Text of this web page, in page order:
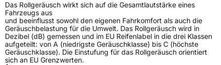
Das Rollgeräusch wirkt sich auf die Gesamtlautstärke eines
Fahrzeugs aus
und beeinflusst sowohl den eigenen Fahrkomfort als auch die
Geräuschbelastung für die Umwelt. Das Rollgeräusch wird in
Dezibel (dB) gemessen und im EU Reifenlabel in die drei Klassen
aufgeteilt: von A (niedrigste Geräuschklasse) bis C (höchste
Geräuschklasse). Die Einstufung für das Rollgeräusch orientiert
sich an EU Grenzwerten.